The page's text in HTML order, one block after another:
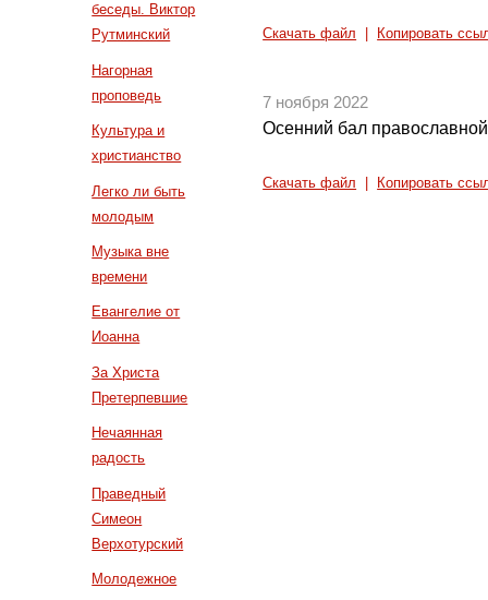
беседы. Виктор
Рутминский
Нагорная
проповедь
Культура и
христианство
Легко ли быть
молодым
Музыка вне
времени
Евангелие от
Иоанна
За Христа
Претерпевшие
Нечаянная
радость
Праведный
Симеон
Верхотурский
Молодежное
Скачать файл Копировать
7 ноября 2022
Осенний бал
Скачать файл Копировать